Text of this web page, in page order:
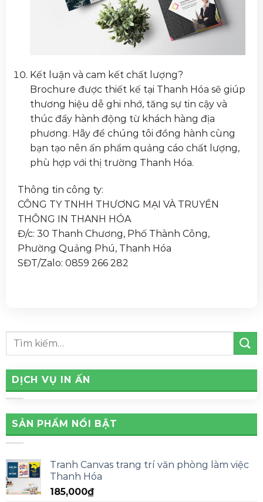
Kết luận và cam kết chất lượng?
Brochure được thiết kế tại Thanh Hóa sẽ giúp
thương hiệu dễ ghi nhớ, tăng sự tin cậy và
thúc đẩy hành động từ khách hàng địa
phương. Hãy để chúng tôi đồng hành cùng
bạn tạo nên ấn phẩm quảng cáo chất lượng,
phù hợp với thị trường Thanh Hóa.
Thông tin công ty:
CÔNG TY TNHH THƯƠNG MẠI VÀ TRUYỀN
THÔNG IN THANH HÓA
Đ/c: 30 Thanh Chương, Phố Thành Công,
Phường Quảng Phú, Thanh Hóa
SĐT/Zalo: 0859 266 282
DỊCH VỤ IN ẤN
SẢN PHẨM NỔI BẬT
Tranh Canvas trang trí văn phòng làm việc
Thanh Hóa
185,000₫